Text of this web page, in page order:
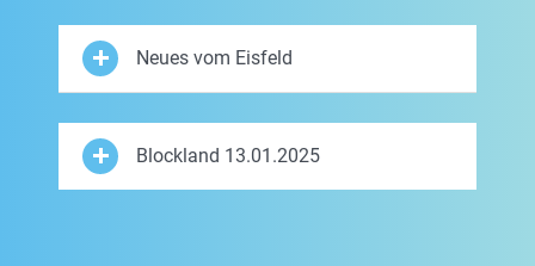
Neues vom Eisfeld
Blockland 13.01.2025